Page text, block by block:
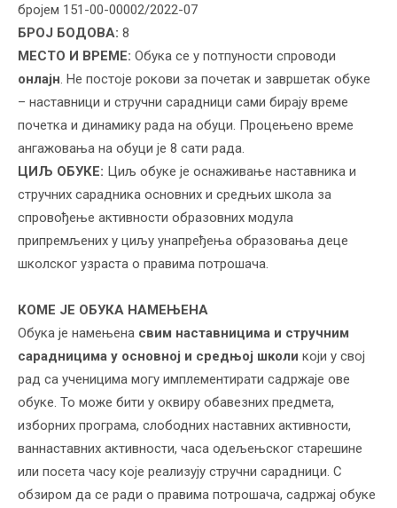
бројем 151-00-00002/2022-07
БРОЈ БОДОВА: 8
МЕСТО И ВРЕМЕ: Обука се у потпуности спроводи
онлајн . Не постоје рокови за почетак и завршетак обуке
– наставници и стручни сарадници сами бирају време
почетка и динамику рада на обуци. Процењено време
ангажовања на обуци је 8 сати рада.
ЦИЉ ОБУКЕ: Циљ обуке је оснаживање наставника и
стручних сарадника основних и средњих школа за
спровођење активности образовних модула
припремљених у циљу унапређења образовања деце
школског узраста о правима потрошача.
КОМЕ ЈЕ ОБУКА НАМЕЊЕНА
Обука је намењена свим наставницима и стручним
сарадницима у основној и средњој школи који у свој
рад са ученицима могу имплементирати садржаје ове
обуке. То може бити у оквиру обавезних предмета,
изборних програма, слободних наставних активности,
ваннаставних активности, часа одељењског старешине
или посета часу које реализују стручни сарадници. С
обзиром да се ради о правима потрошача, садржај обуке